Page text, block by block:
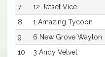
7
12 Jetset Vice
8
1 Amazing Tycoon
9
6 New Grove Waylon
10
3 Andy Velvet